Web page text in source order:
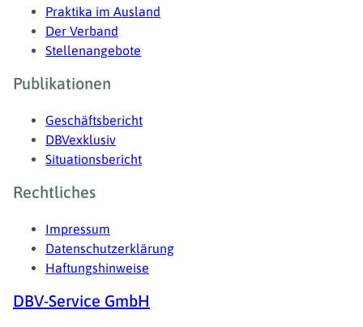
Praktika im Ausland
Der Verband
Stellenangebote
Publikationen
Geschäftsbericht
DBVexklusiv
Situationsbericht
Rechtliches
Impressum
Datenschutzerklärung
Haftungshinweise
DBV-Service GmbH